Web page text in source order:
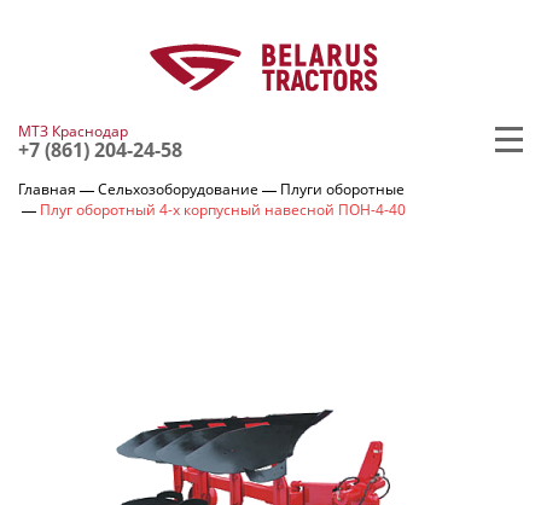
МТЗ Краснодар
+7 (861) 204-24-58
Главная Сельхозоборудование
Плуги оборотные
Плуг оборотный 4-х корпусный навесной ПОН-4-40